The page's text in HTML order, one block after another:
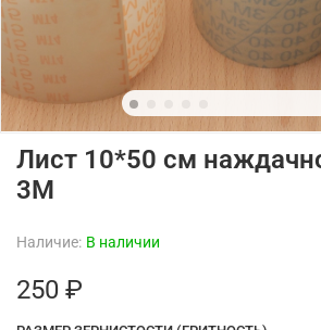
Наличие: В наличии
Лист 10*50 см
3M
250 ₽